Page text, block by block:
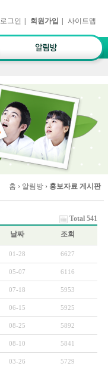
로그인 회원가입 사이트맵
홈 › 알림방 › 홍보자료 게시판
Total 541
날짜 조회
01-28 6627
05-07 6116
07-18 5953
06-15 5925
08-25 5892
08-10 5841
03-26 5729